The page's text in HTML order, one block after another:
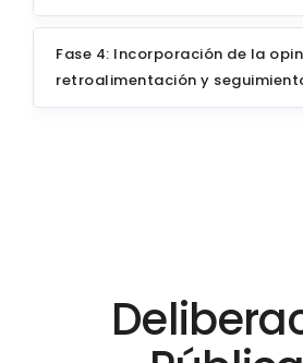
Fase 4: Incorporación de la
retroalimentación y